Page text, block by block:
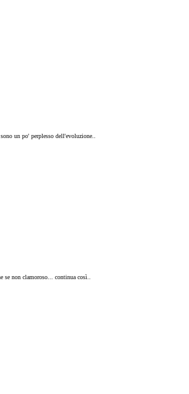
un po' perplesso dell'evoluzione..
se non clamoroso... continua così..